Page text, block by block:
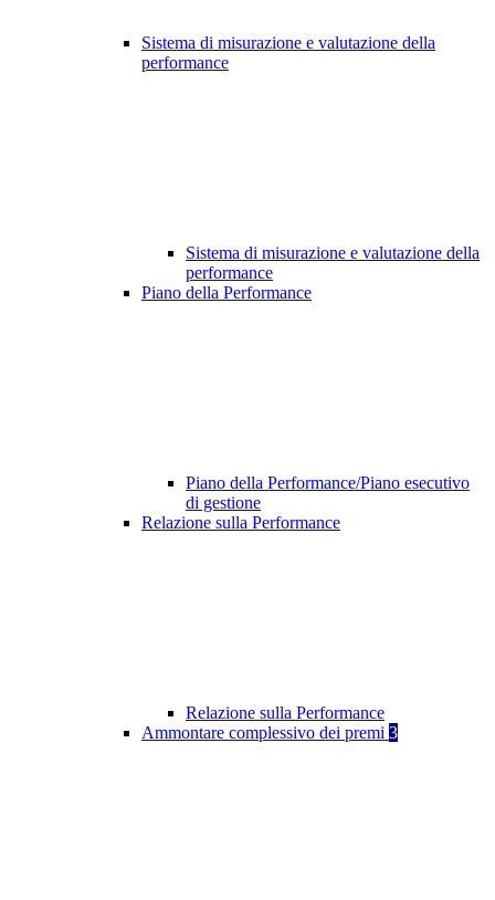
Sistema di misurazione e valutazione della
performance
Sistema di misurazione e valutazione della
performance
Piano della Performance
Piano della Performance/Piano esecutivo
di gestione
Relazione sulla Performance
Relazione sulla Performance
Ammontare complessivo dei premi 3